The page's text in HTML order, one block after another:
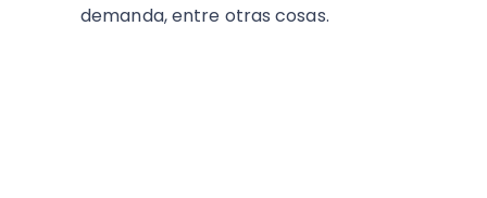
demanda, entre otras cosas.